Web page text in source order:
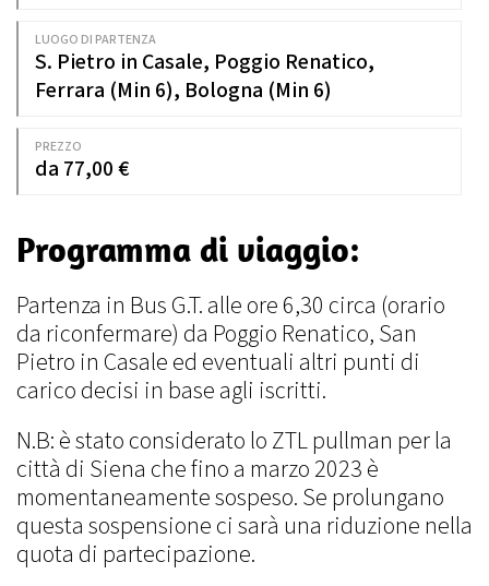
Programma di viaggio:
Partenza in Bus G.T. alle ore 6,30 circa (orario
da riconfermare) da Poggio Renatico, San
Pietro in Casale ed eventuali altri punti di
carico decisi in base agli iscritti.
N.B: è stato considerato lo ZTL pullman per la
città di Siena che fino a marzo 2023 è
momentaneamente sospeso. Se prolungano
questa sospensione ci sarà una riduzione nella
quota di partecipazione.
LUOGO DI PARTENZA
S. Pietro in Casale, Poggio Renatico,
Ferrara (Min 6), Bologna (Min 6)
PREZZO
da 77,00 €